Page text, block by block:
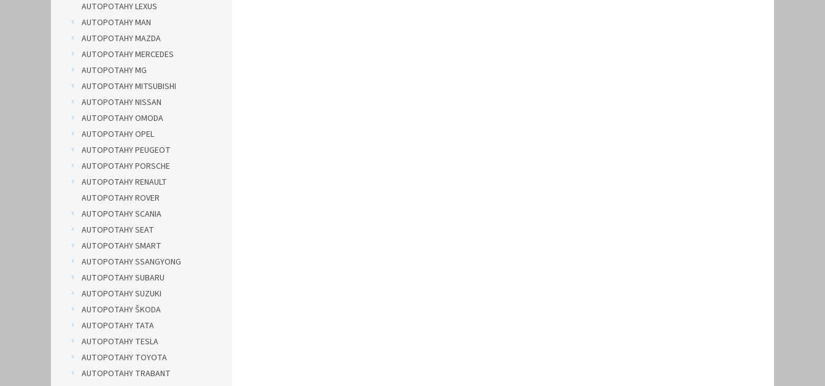
AUTOPOTAHY LEXUS
AUTOPOTAHY MAN
AUTOPOTAHY MAZDA
AUTOPOTAHY MERCEDES
AUTOPOTAHY MG
AUTOPOTAHY MITSUBISHI
AUTOPOTAHY NISSAN
AUTOPOTAHY OMODA
AUTOPOTAHY OPEL
AUTOPOTAHY PEUGEOT
AUTOPOTAHY PORSCHE
AUTOPOTAHY RENAULT
AUTOPOTAHY ROVER
AUTOPOTAHY SCANIA
AUTOPOTAHY SEAT
AUTOPOTAHY SMART
AUTOPOTAHY SSANGYONG
AUTOPOTAHY SUBARU
AUTOPOTAHY SUZUKI
AUTOPOTAHY ŠKODA
AUTOPOTAHY TATA
AUTOPOTAHY TESLA
AUTOPOTAHY TOYOTA
AUTOPOTAHY TRABANT